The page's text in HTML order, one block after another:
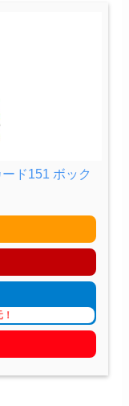
ド151 ボック